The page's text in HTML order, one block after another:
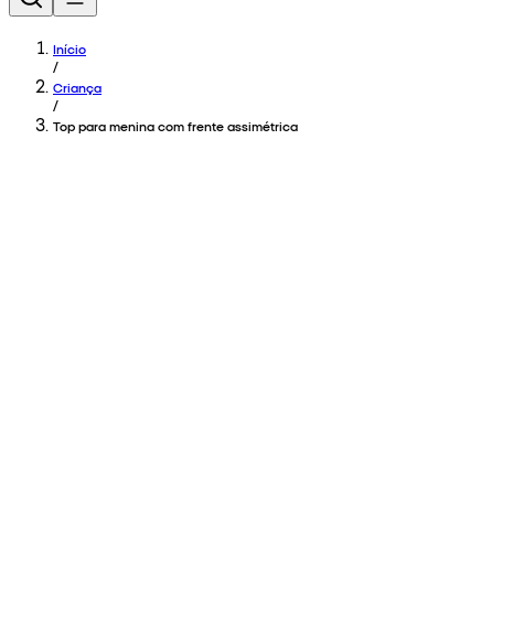
Início
/
Criança
/
Top para menina com frente assimétrica